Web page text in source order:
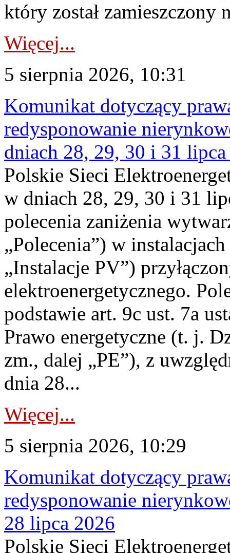
który został zamieszczony
Więcej...
5 sierpnia 2026, 10:31
Komunikat dotyczący
redysponowanie
dniach 28, 29, 30 i 31
Polskie Sieci
w dniach 28, 29, 30 i 31
polecenia zaniżenia
„Polecenia”) w
„Instalacje PV”)
elektroenergetycznego.
podstawie art. 9c ust. 7a
Prawo energetyczne (t. j.
zm., dalej „PE”), z
dnia 28...
Więcej...
5 sierpnia 2026, 10:29
Komunikat dotyczący
redysponowanie
28 lipca 2026
Polskie Sieci